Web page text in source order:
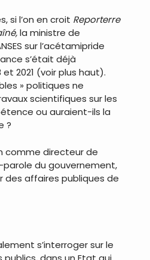
si l’on en croit Reporterre
la ministre de
sur l’acétamipride
s’était déjà
2021 (voir plus haut).
» politiques ne
scientifiques sur les
ou auraient-ils la
?
comme directeur de
du gouvernement,
des affaires publiques de
s’interroger sur le